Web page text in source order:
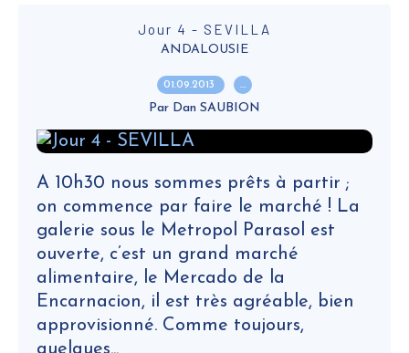
Jour 4 - SEVILLA
ANDALOUSIE
01.09.2013 …
Par Dan SAUBION
A 10h30 nous sommes prêts à partir ;
on commence par faire le marché ! La
galerie sous le Metropol Parasol est
ouverte, c’est un grand marché
alimentaire, le Mercado de la
Encarnacion, il est très agréable, bien
approvisionné. Comme toujours,
quelques...